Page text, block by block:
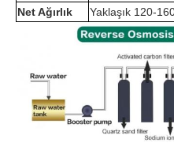
Net Ağırlık
Yaklaşık 120-